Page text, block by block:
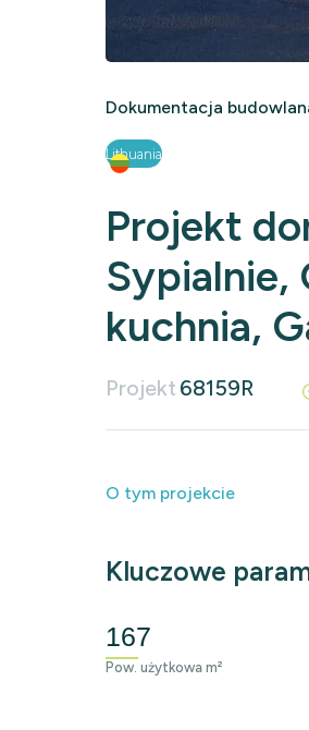
Dokumentacja
Lithuania
Projekt
Sypialnie,
kuchnia,
Projekt 68159R
O tym projekcie
Kluczowe
167
Pow. użytkowa m²